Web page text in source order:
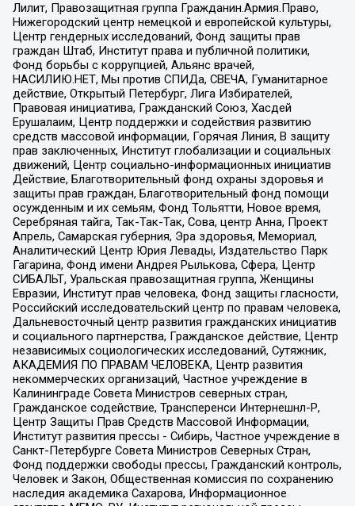
Лилит, Правозащитная группа Гражданин.Армия.Право,
Нижегородский центр немецкой и европейской культуры,
Центр гендерных исследований, Фонд защиты прав
граждан Штаб, Институт права и публичной политики,
Фонд борьбы с коррупцией, Альянс врачей,
НАСИЛИЮ.НЕТ, Мы против СПИДа, СВЕЧА, Гуманитарное
действие, Открытый Петербург, Лига Избирателей,
Правовая инициатива, Гражданский Союз, Хасдей
Ерушалаим, Центр поддержки и содействия развитию
средств массовой информации, Горячая Линия, В защиту
прав заключенных, Институт глобализации и социальных
движений, Центр социально-информационных инициатив
Действие, Благотворительный фонд охраны здоровья и
защиты прав граждан, Благотворительный фонд помощи
осужденным и их семьям, Фонд Тольятти, Новое время,
Серебряная тайга, Так-Так-Так, Сова, центр Анна, Проект
Апрель, Самарская губерния, Эра здоровья, Мемориал,
Аналитический Центр Юрия Левады, Издательство Парк
Гагарина, Фонд имени Андрея Рылькова, Сфера, Центр
СИБАЛЬТ, Уральская правозащитная группа, Женщины
Евразии, Институт прав человека, Фонд защиты гласности,
Российский исследовательский центр по правам человека,
Дальневосточный центр развития гражданских инициатив
и социального партнерства, Гражданское действие, Центр
независимых социологических исследований, Сутяжник,
АКАДЕМИЯ ПО ПРАВАМ ЧЕЛОВЕКА, Центр развития
некоммерческих организаций, Частное учреждение в
Калининграде Совета Министров северных стран,
Гражданское содействие, Трансперенси Интернешнл-Р,
Центр Защиты Прав Средств Массовой Информации,
Институт развития прессы - Сибирь, Частное учреждение в
Санкт-Петербурге Совета Министров Северных Стран,
Фонд поддержки свободы прессы, Гражданский контроль,
Человек и Закон, Общественная комиссия по сохранению
наследия академика Сахарова, Информационное